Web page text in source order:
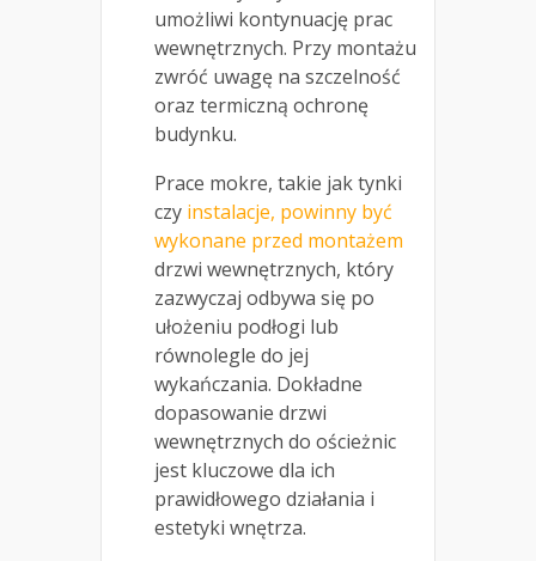
umożliwi kontynuację prac
wewnętrznych. Przy montażu
zwróć uwagę na szczelność
oraz termiczną ochronę
budynku.
Prace mokre, takie jak tynki
czy instalacje, powinny być
wykonane przed montażem
drzwi wewnętrznych, który
zazwyczaj odbywa się po
ułożeniu podłogi lub
równolegle do jej
wykańczania. Dokładne
dopasowanie drzwi
wewnętrznych do ościeżnic
jest kluczowe dla ich
prawidłowego działania i
estetyki wnętrza.